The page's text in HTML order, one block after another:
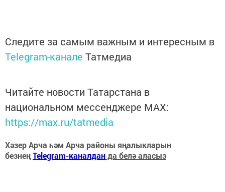
Следите за самым важным и интересным в
Telegram-канале Татмедиа
Читайте новости Татарстана в
национальном мессенджере MАХ:
https://max.ru/tatmedia
Хәзер Арча һәм Арча районы яңалыкларын
безнеңTelegram-каналданда белә аласыз